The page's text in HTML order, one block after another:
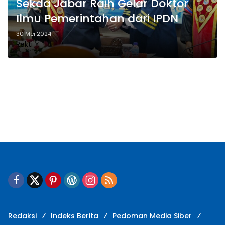
Sekda Jabar Raih Gelar Doktor
Ilmu Pemerintahan dari IPDN
30 Mei 2024
Rekti Y
Redaksi Indeks Berita
Pedoman Media Siber